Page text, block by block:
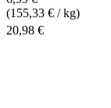
(155,33 € / kg)
20,98 €